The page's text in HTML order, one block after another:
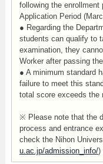
following the enrollment
Application Period
● Regarding the
students can qualify to
examination, they
Worker after passing
● A minimum standard
failure to meet this
total score exceeds the
※ Please note that the
process and entrance
check the Nihon
u.ac.jp/admission_info/)